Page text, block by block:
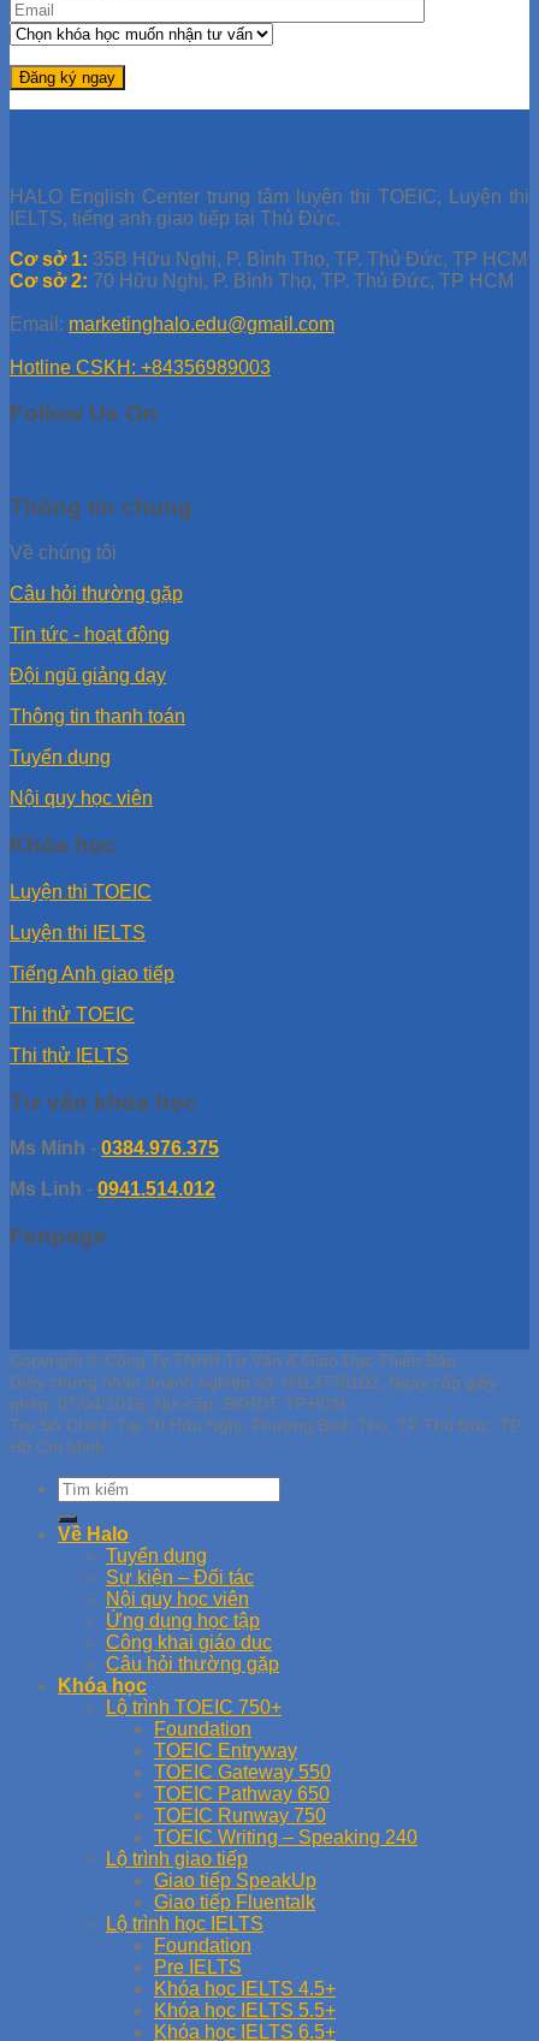
HALO English Center trung tâm luyện thi TOEIC, Luyện thi
IELTS, tiếng anh giao tiếp tại Thủ Đức.
Cơ sở 1: 35B Hữu Nghị, P. Bình Thọ, TP. Thủ Đức, TP HCM
Cơ sở 2: 70 Hữu Nghị, P. Bình Thọ, TP. Thủ Đức, TP HCM
Email: marketinghalo.edu@gmail.com
Hotline CSKH: +84356989003
Follow Us On
Thông tin chung
Về chúng tôi
Câu hỏi thường gặp
Tin tức - hoạt động
Đội ngũ giảng dạy
Thông tin thanh toán
Tuyển dụng
Nội quy học viên
Khóa học
Luyện thi TOEIC
Luyện thi IELTS
Tiếng Anh giao tiếp
Thi thử TOEIC
Thi thử IELTS
Tư vấn khóa học
Ms Minh - 0384.976.375
Ms Linh - 0941.514.012
Fanpage
Copyright © Công Ty TNHH Tư Vấn & Giáo Dục Thiên Bảo
Giấy chứng nhận doanh nghiệp số: 0313739102, Ngày cấp giấy
phép: 07/04/2016, Nơi cấp: SKHDT TP.HCM
Trụ Sở Chính Tại 70 Hữu Nghị, Phường Bình Thọ, TP Thủ Đức, TP
Hồ Chí Minh
Về Halo
Tuyển dụng
Sự kiện – Đối tác
Nội quy học viên
Ứng dụng học tập
Công khai giáo dục
Câu hỏi thường gặp
Khóa học
Lộ trình TOEIC 750+
Foundation
TOEIC Entryway
TOEIC Gateway 550
TOEIC Pathway 650
TOEIC Runway 750
TOEIC Writing – Speaking 240
Lộ trình giao tiếp
Giao tiếp SpeakUp
Giao tiếp Fluentalk
Lộ trình học IELTS
Foundation
Pre IELTS
Khóa học IELTS 4.5+
Khóa học IELTS 5.5+
Khóa học IELTS 6.5+